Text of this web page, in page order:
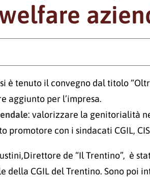
è tenuto il convegno dal titolo
aggiunto per l’impresa.
: valorizzare la genitorialità
promotore con i sindacati CGIL,
de “Il Trentino”, è
della CGIL del Trentino. Sono poi